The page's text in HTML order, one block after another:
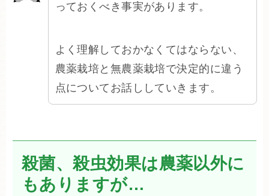
っておくべき事実があります。
よく理解しておかなくてはならない、
農薬栽培と無農薬栽培で決定的に違う
点についてお話ししていきます。
殺菌、殺虫効果は農薬以外に
もありますが…